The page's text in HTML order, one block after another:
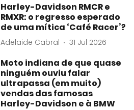
Harley-Davidson RMCR e
RMXR: o regresso esperado
de uma mítica ‘Café Racer’?
Adelaide Cabral 31 Jul 2026
Moto indiana de que quase
ninguém ouviu falar
ultrapassa (em muito)
vendas das famosas
Harley-Davidson e à BMW